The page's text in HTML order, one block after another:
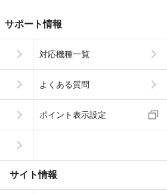
サポート情報
対応機種一覧
よくある質問
ポイント表示設定
サイト情報